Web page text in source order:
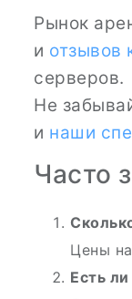
Рынок
и отзывов
серверов.
Не
и наши
Часто
Цены
Есть